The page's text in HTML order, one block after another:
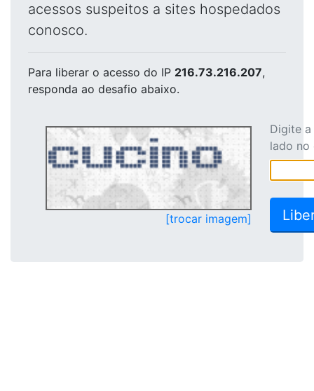
acessos suspeitos a sites hospedados
conosco.
Para liberar o acesso do IP 216.73.216.207,
responda ao desafio abaixo.
[trocar imagem]
Digite
lado no